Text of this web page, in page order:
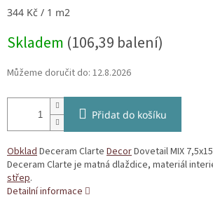
Měrná
344 Kč / 1 m2
Skladem (106,39 balení)
Můžeme doručit do: 12.8.2026
Přidat do košíku
ObkladDeceram Clarte DecorDovetail MIX
Deceram Clarte je matná dlaždice, materiál
střep.
Detailní informace